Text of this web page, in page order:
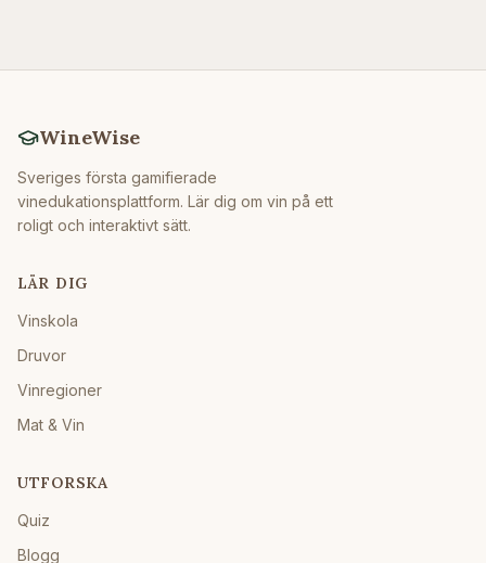
WineWise
Sveriges första gamifierade
vinedukationsplattform. Lär dig om vin på ett
roligt och interaktivt sätt.
LÄR DIG
Vinskola
Druvor
Vinregioner
Mat & Vin
UTFORSKA
Quiz
Blogg